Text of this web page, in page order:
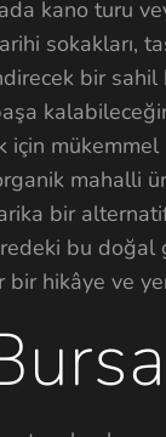
kano turu
bir sahil
için mükemmel
mahalli
bir
bu
hikâye ve